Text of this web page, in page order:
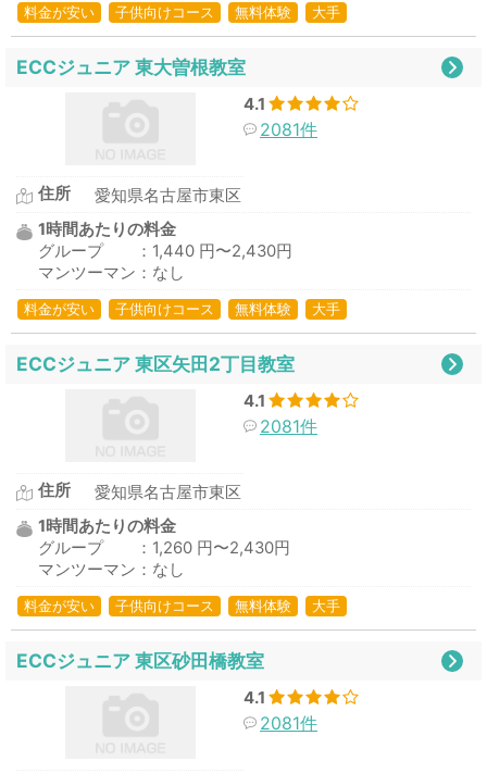
料金が安い 子供向けコース 無料体験 大手
ECCジュニア 東大曽根教室
4.1
2081件
住所
愛知県名古屋市東区
1時間あたりの料金
グループ ：1,440 円〜2,430円
マンツーマン：なし
料金が安い 子供向けコース 無料体験 大手
ECCジュニア 東区矢田2丁目教室
4.1
2081件
住所
愛知県名古屋市東区
1時間あたりの料金
グループ ：1,260 円〜2,430円
マンツーマン：なし
料金が安い 子供向けコース 無料体験 大手
ECCジュニア 東区砂田橋教室
4.1
2081件